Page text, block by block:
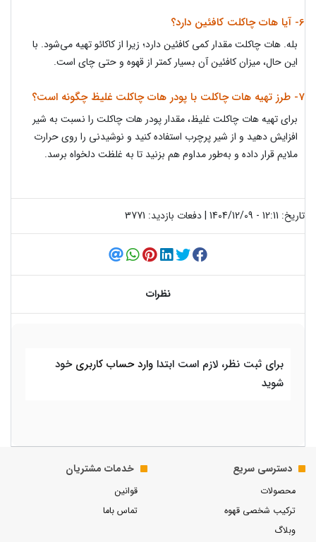
6- آیا هات چاکلت کافئین دارد؟
بله. هات چاکلت مقدار کمی کافئین دارد؛ زیرا از کاکائو تهیه می‌شود. با
این حال، میزان کافئین آن بسیار کمتر از قهوه و حتی چای است.
7- طرز تهیه هات چاکلت با پودر هات چاکلت غلیظ چگونه است؟
برای تهیه هات چاکلت غلیظ، مقدار پودر هات چاکلت را نسبت به شیر
افزایش دهید و از شیر پرچرب استفاده کنید و نوشیدنی را روی حرارت
ملایم قرار داده و به‌طور مداوم هم بزنید تا به غلظت دلخواه برسد.
تاریخ: 12:11 - 1404/12/09 | دفعات بازدید: 3771
نظرات
برای ثبت نظر، لازم است ابتدا وارد حساب کاربریخود
شوید
دسترسی سریع
محصولات
ترکیب شخصی قهوه
وبلاگ
خدمات مشتریان
قوانین
تماس باما